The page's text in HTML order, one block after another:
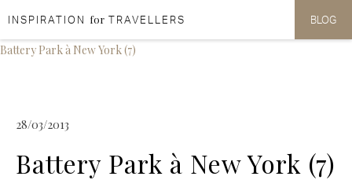
Aller au contenu
Aller au menu
INSPIRATION for TRAVELLERS BLOG
Battery Park à New York (7)
28/03/2013
Battery Park à New York (7)